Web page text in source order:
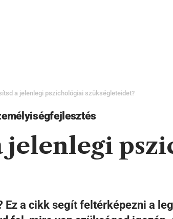
a jelenlegi pszichológiai szükségleteidet?
jelenlegi
Ez a cikk segít feltérképezni a